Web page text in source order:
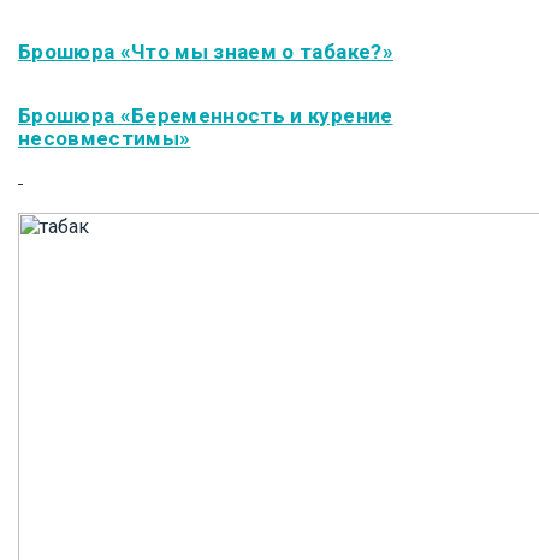
Брошюра «Что мы знаем о табаке?»
Брошюра «Беременность и курение
несовместимы»